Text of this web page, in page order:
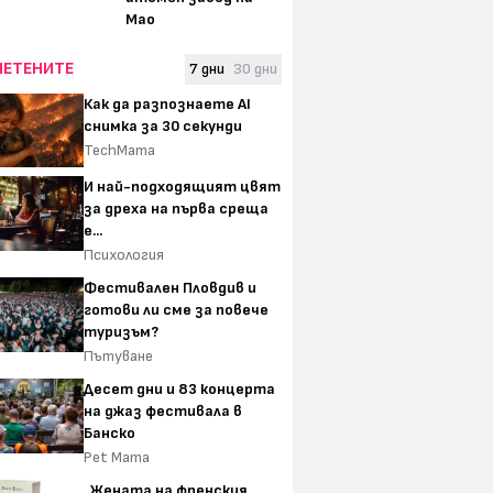
Мао
7 дни 30 дни
Как да разпознаете AI
снимка за 30 секунди
TechMama
И най-подходящият цвят
за дреха на първа среща
е...
Психология
Фестивален Пловдив и
готови ли сме за повече
туризъм?
Пътуване
Десет дни и 83 концерта
на джаз фестивала в
Банско
Pet Mama